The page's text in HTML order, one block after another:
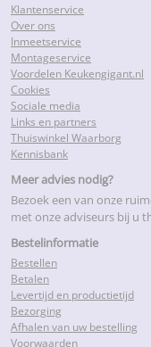
Klantenservice
Over ons
Inmeetservice
Montageservice
Voordelen Keukengigant.nl
Cookies
Sociale media
Links en partners
Thuiswinkel Waarborg
Kennisbank
Meer advies nodig?
Bezoek een van onze
met onze adviseurs bij u
Bestelinformatie
Bestellen
Betalen
Levertijd en productietijd
Bezorging
Afhalen van uw bestelling
Voorwaarden